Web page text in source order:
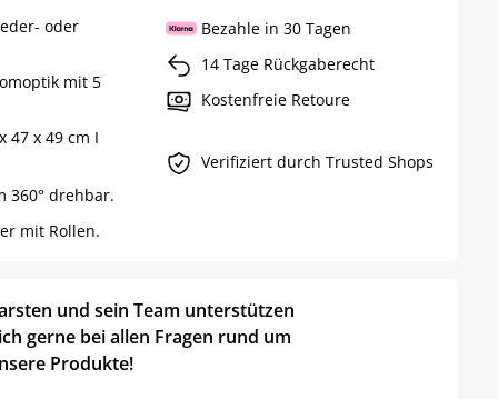
oder
mit 5
47 x 49 cm I
360° drehbar.
mit Rollen.
Bezahle in 30 Tagen
14 Tage Rückgaberecht
Kostenfreie Retoure
Verifiziert durch Trusted Shops
und sein Team unterstützen
gerne bei allen Fragen rund um
Produkte!